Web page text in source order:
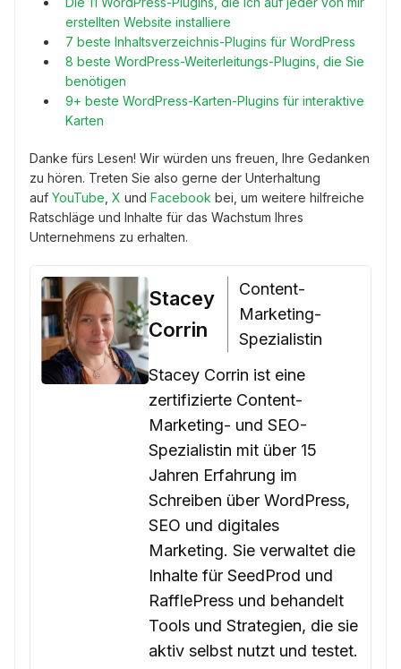
erstellten Website installiere
7 beste Inhaltsverzeichnis-Plugins für WordPress
8 beste WordPress-Weiterleitungs-Plugins, die Sie
benötigen
9+ beste WordPress-Karten-Plugins für interaktive
Karten
Danke fürs Lesen! Wir würden uns freuen, Ihre Gedanken
zu hören. Treten Sie also gerne der Unterhaltung
auf YouTube X und Facebook bei, um weitere hilfreiche
Ratschläge und Inhalte für das Wachstum Ihres
Unternehmens zu erhalten.
Stacey
Corrin
Content-
Marketing-
Spezialistin
Stacey Corrin ist eine
zertifizierte Content-
Marketing- und SEO-
Spezialistin mit über 15
Jahren Erfahrung im
Schreiben über WordPress,
SEO und digitales
Marketing. Sie verwaltet die
Inhalte für SeedProd und
RafflePress und behandelt
Tools und Strategien, die sie
aktiv selbst nutzt und testet.